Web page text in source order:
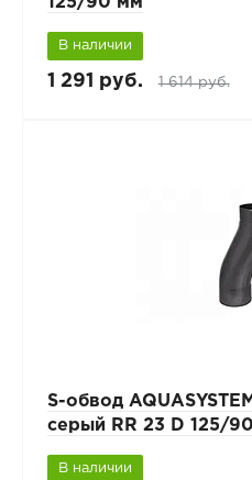
В наличии
1 291 руб. 1 614 руб.
S-обвод
серый RR 23 D 125/
В наличии